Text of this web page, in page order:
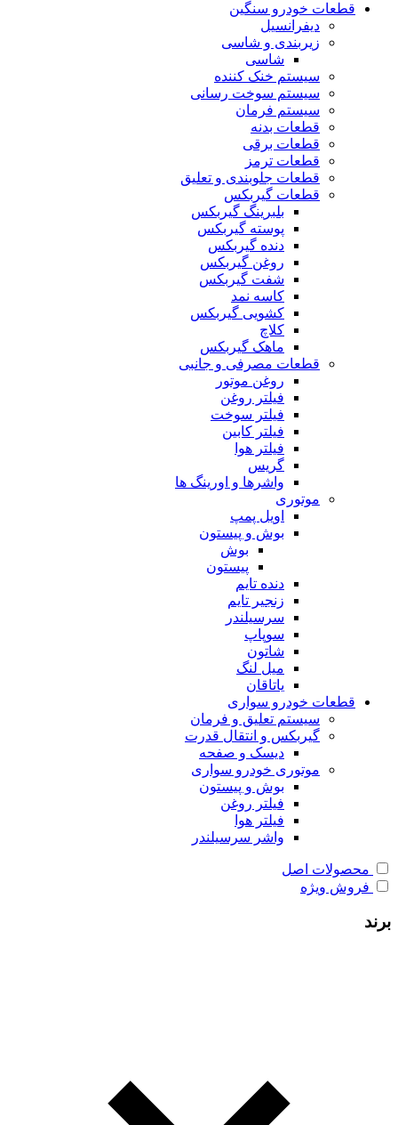
قطعات خودرو سنگین
دیفرانسیل
زیربندی و شاسی
شاسی
سیستم خنک کننده
سیستم سوخت رسانی
سیستم فرمان
قطعات بدنه
قطعات برقی
قطعات ترمز
قطعات جلوبندی و تعلیق
قطعات گیربکس
بلبرینگ گیربکس
پوسته گیربکس
دنده گیربکس
روغن گیربکس
شفت گیربکس
کاسه نمد
کشویی گیربکس
کلاچ
ماهک گیربکس
قطعات مصرفی و جانبی
روغن موتور
فیلتر روغن
فیلتر سوخت
فیلتر کابین
فیلتر هوا
گریس
واشرها و اورینگ‌ ها
موتوری
اویل پمپ
بوش و پیستون
بوش
پیستون
دنده تایم
زنجیر تایم
سرسیلندر
سوپاپ
شاتون
میل لنگ
یاتاقان
قطعات خودرو سواری
سیستم تعلیق و فرمان
گیربکس و انتقال قدرت
دیسک و صفحه
موتوری خودرو سواری
بوش و پیستون
فیلتر روغن
فیلتر هوا
واشر سرسیلندر
محصولات اصل
فروش ویژه
برند